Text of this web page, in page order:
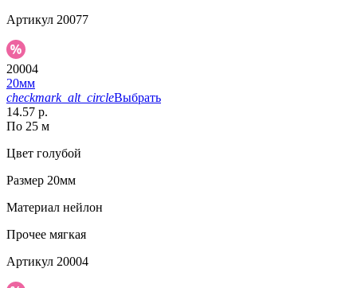
Артикул 20077
20004
20мм
checkmark_alt_circleВыбрать
14.57 р.
По 25 м
Цвет голубой
Размер 20мм
Материал нейлон
Прочее мягкая
Артикул 20004